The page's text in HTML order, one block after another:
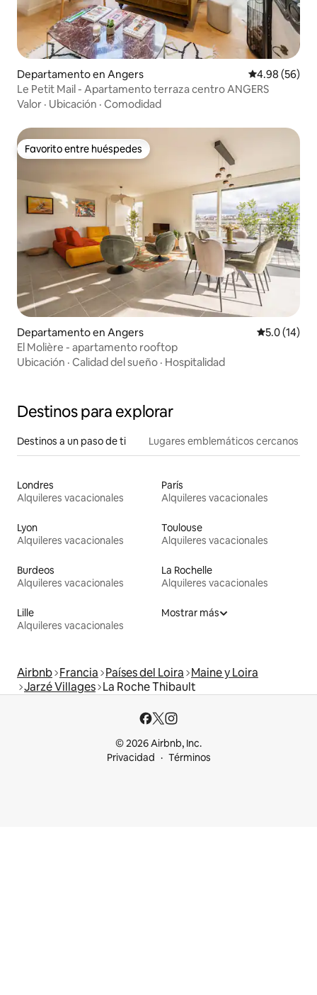
Departamento en Angers Calificación
4.98 (56)
Le Petit Mail - Apartamento terraza centro ANGERS
Valor · Ubicación · Comodidad
Favorito entre huéspedes
Favorito entre huéspedes
Departamento en Angers Calificación
5.0 (14)
El Molière - apartamento rooftop
Ubicación · Calidad del sueño · Hospitalidad
Destinos para explorar
Destinos a un paso de ti Lugares emblemáticos cercanos
Londres
Alquileres vacacionales
París
Alquileres vacacionales
Lyon
Alquileres vacacionales
Toulouse
Alquileres vacacionales
Burdeos
Alquileres vacacionales
La Rochelle
Alquileres vacacionales
Lille
Alquileres vacacionales
Mostrar más
Airbnb Francia Países del Loira Maine y Loira
Jarzé Villages La Roche Thibault
© 2026 Airbnb, Inc.
Privacidad
Términos